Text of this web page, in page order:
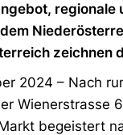
regionale
zeichnen
2024 – Nach
Wienerstrasse
begeistert